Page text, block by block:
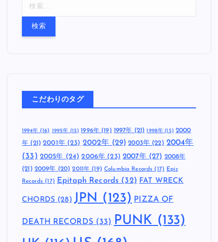
こだわりのタグ
1994年(16) 1995年 (15) 1996年(19) 1997年 (21) 1998年 (15) 2000
年 (21) 2001年(23) 2002年 (29) 2003年 (22) 2004年
(33) 2005年 (24) 2006年 (23) 2007年(27) 2008年
(21) 2009年 (20) 2011年 (19) Columbia Records (17) Epic
Records (17) Epitaph Records (32) FAT WRECK
CHORDS (28) JPN (123) PIZZA OF
DEATH RECORDS (33) PUNK (133)